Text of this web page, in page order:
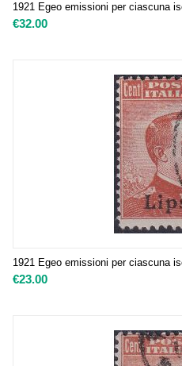
1921 Egeo emissioni per ciascuna
€32.00
1921 Egeo emissioni per ciascuna
€23.00